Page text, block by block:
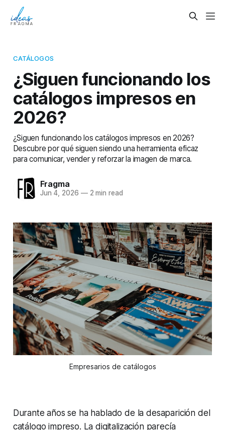
CATÁLOGOS
¿Siguen funcionando los
catálogos impresos en
2026?
¿Siguen funcionando los catálogos impresos en 2026?
Descubre por qué siguen siendo una herramienta eficaz
para comunicar, vender y reforzar la imagen de marca.
Fragma
Jun 4, 2026 —2 min read
Empresarios de catálogos
Durante años se ha hablado de la desaparición del
catálogo impreso. La digitalización parecía